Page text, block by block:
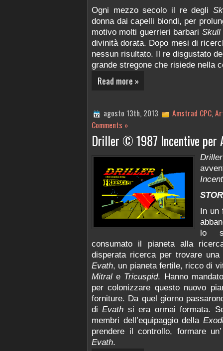
Ogni mezzo secolo il re degli
donna dai capelli biondi, per
motivo molti guerrieri barbari Skull
divinità dorata. Dopo mesi di
nessun risultato. Il re disgustato
grande stregone che risiede nella
Read more »
agosto 13th, 2013 Amstrad CPC,
Comments »
Driller © 1987 Incentive per
Driller
In un
lo
consumato il pianeta alla
disperata ricerca per trovare
Evath, un pianeta fertile, ricco di
Mitral e Tricuspid. Hanno
per colonizzare questo nuovo
forniture. Da quel giorno
diEvath si era ormai formata.
membri dell’equipaggio della
prendere il controllo, formare
Evath.